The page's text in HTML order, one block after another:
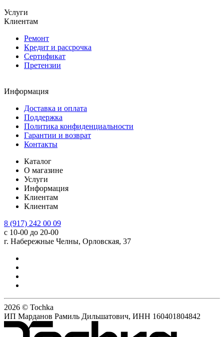
Услуги
Клиентам
Ремонт
Кредит и рассрочка
Сертификат
Претензии
Информация
Доставка и оплата
Поддержка
Политика конфиденциальности
Гарантии и возврат
Контакты
Каталог
О магазине
Услуги
Информация
Клиентам
Клиентам
8 (917) 242 00 09
с 10-00 до 20-00
г. Набережные Челны, Орловская, 37
2026 © Tochka
ИП Марданов Рамиль Дильшатович, ИНН 160401804842